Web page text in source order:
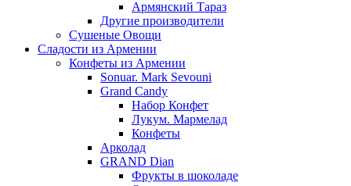
Армянский Тараз
Другие производители
Сушеные Овощи
Сладости из Армении
Конфеты из Армении
Sonuar. Mark Sevouni
Grand Candy
Набор Конфет
Лукум. Мармелад
Конфеты
Арколад
GRAND Dian
Фрукты в шоколаде